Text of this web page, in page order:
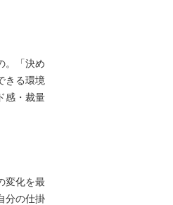
。「決め
きる環境
感・裁量
変化を最
分の仕掛